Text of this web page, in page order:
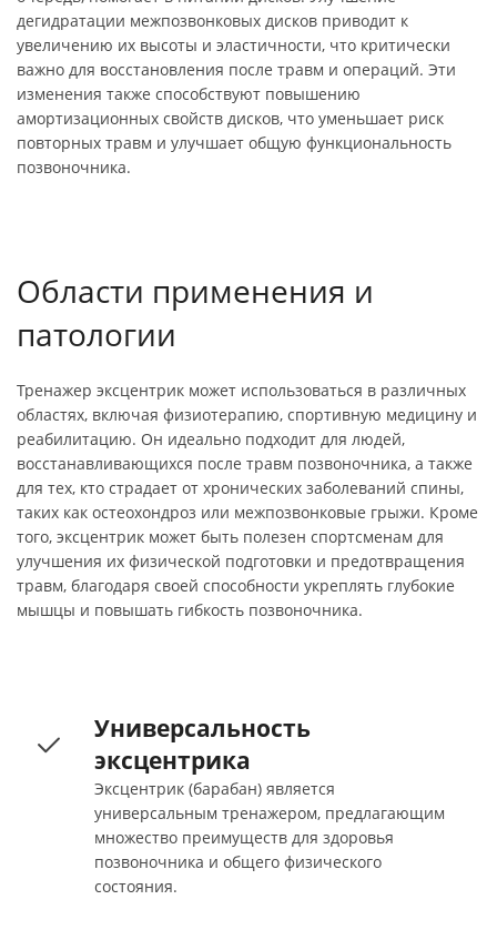
дегидратации межпозвонковых дисков приводит к
увеличению их высоты и эластичности, что критически
важно для восстановления после травм и операций. Эти
изменения также способствуют повышению
амортизационных свойств дисков, что уменьшает риск
повторных травм и улучшает общую функциональность
позвоночника.
Области применения и
патологии
Тренажер эксцентрик может использоваться в различных
областях, включая физиотерапию, спортивную медицину и
реабилитацию. Он идеально подходит для людей,
восстанавливающихся после травм позвоночника, а также
для тех, кто страдает от хронических заболеваний спины,
таких как остеохондроз или межпозвонковые грыжи. Кроме
того, эксцентрик может быть полезен спортсменам для
улучшения их физической подготовки и предотвращения
травм, благодаря своей способности укреплять глубокие
мышцы и повышать гибкость позвоночника.
Универсальность
эксцентрика
Эксцентрик (барабан) является
универсальным тренажером, предлагающим
множество преимуществ для здоровья
позвоночника и общего физического
состояния.